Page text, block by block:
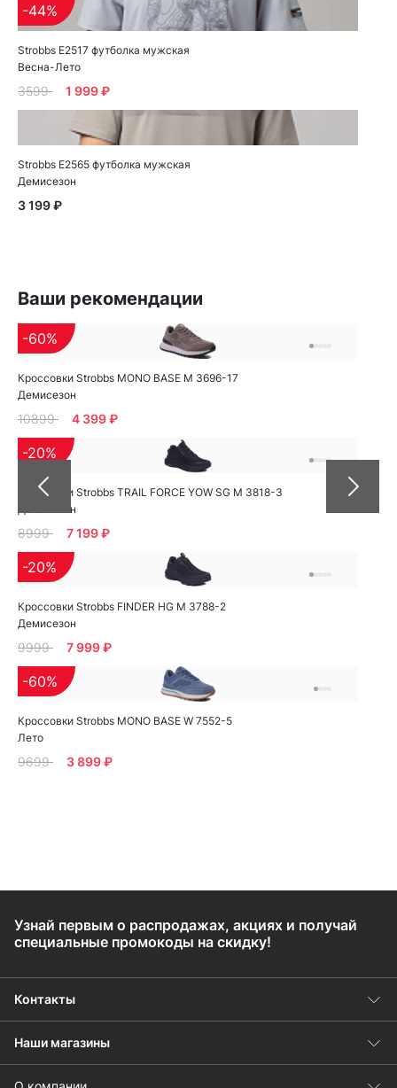
Strobbs E2517 футболка мужская
Весна-Лето
-44%
3599 1 999 ₽
Strobbs E2565 футболка мужская
Демисезон
3 199 ₽
Ваши рекомендации
Кроссовки Strobbs MONO BASE M 3696-17
Демисезон
-60%
10899 4 399 ₽
Кроссовки Strobbs TRAIL FORCE YOW SG M 3818-3
Демисезон
-20%
8999 7 199 ₽
Кроссовки Strobbs FINDER HG M 3788-2
Демисезон
-20%
9999 7 999 ₽
Кроссовки Strobbs MONO BASE W 7552-5
Лето
-60%
9699 3 899 ₽
Узнай первым о распродажах, акциях и получай
специальные промокоды на скидку!
Контакты
Наши магазины